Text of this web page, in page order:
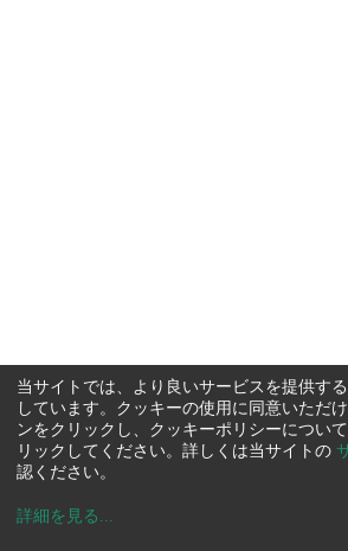
当サイトでは、より良いサービスを提供す
しています。クッキーの使用に同意いただ
ンをクリックし、クッキーポリシーについ
リックしてください。詳しくは当サイトの
認ください。
詳細を見る ...